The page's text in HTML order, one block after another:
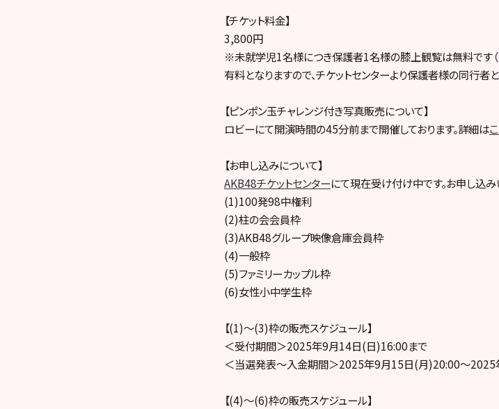
【チケット料金】
3,800円
※未就学児1名様につき保護者1名様の膝上観覧は無料です
有料となりますので、チケットセンターより保護者様の同行者
【ピンポン玉チャレンジ付き写真販売について】
ロビーにて開演時間の45分前まで開催しております。詳細は
【お申し込みについて】
AKB48チケットセンターにて現在受け付け中です。お申し込
(1)100発98中権利
(2)柱の会会員枠
(3)AKB48グループ映像倉庫会員枠
(4)一般枠
(5)ファミリーカップル枠
(6)女性小中学生枠
【(1)～(3)枠の販売スケジュール】
＜受付期間＞2025年9月14日(日)16:00まで
＜当選発表～入金期間＞2025年9月15日(月)20:00～
【(4)〜(6)枠の販売スケジュール】